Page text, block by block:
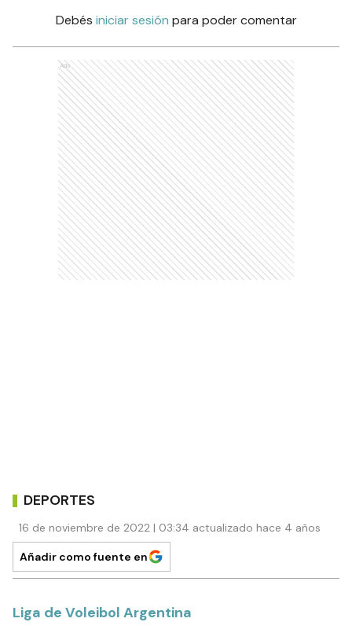
Debés iniciar sesión para poder comentar
Ads
DEPORTES
16 de noviembre de 2022 | 03:34 actualizado hace 4 años
Añadir como fuente en
Liga de Voleibol Argentina